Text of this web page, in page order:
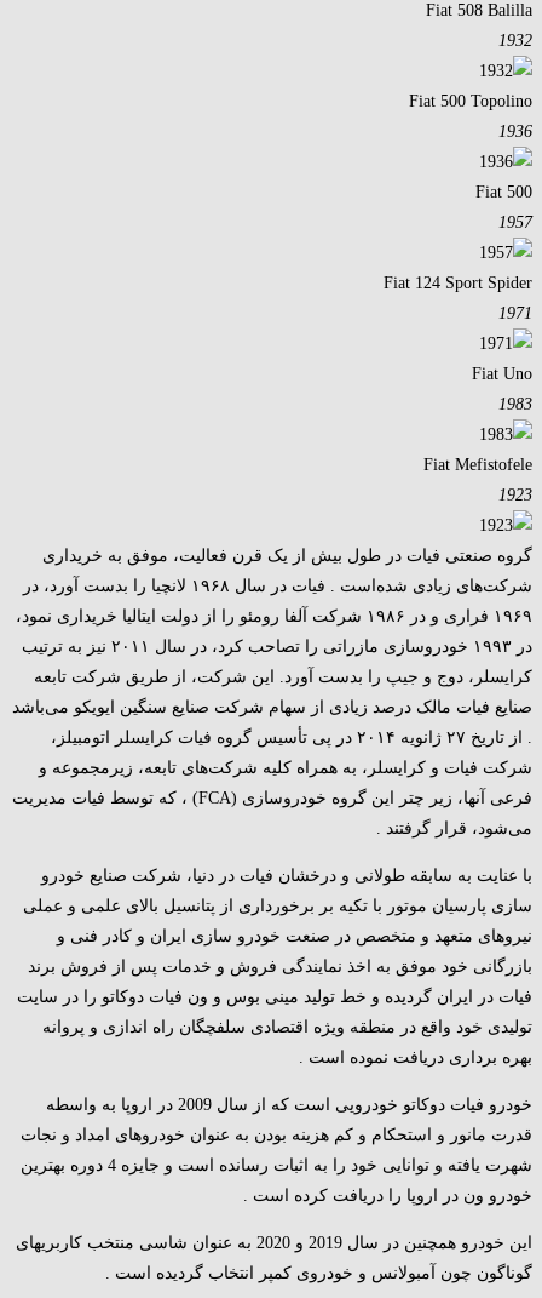
Fiat 508 Balilla
1932
Fiat 500 Topolino
1936
Fiat 500
1957
Fiat 124 Sport Spider
1971
Fiat Uno
1983
Fiat Mefistofele
1923
گروه صنعتی فیات در طول بیش از یک قرن فعالیت، موفق به خریداری
شرکت‌های زیادی شده‌است . فیات در سال ۱۹۶۸ لانچیا را بدست آورد، در
۱۹۶۹ فراری و در ۱۹۸۶ شرکت آلفا رومئو را از دولت ایتالیا خریداری نمود،
در ۱۹۹۳ خودروسازی مازراتی را تصاحب کرد، در سال ۲۰۱۱ نیز به‌ ترتیب
کرایسلر، دوج و جیپ را بدست آورد. این شرکت، از طریق شرکت تابعه
صنایع فیات مالک درصد زیادی از سهام شرکت صنایع سنگین ایویکو می‌باشد
. از تاریخ ۲۷ ژانویه ۲۰۱۴ در پی تأسیس گروه فیات کرایسلر اتومبیلز،
شرکت فیات و کرایسلر، به ‌همراه کلیه شرکت‌های تابعه، زیرمجموعه و
فرعی آنها، زیر چتر این گروه خودروسازی (FCA) ، که توسط فیات مدیریت
می‌شود، قرار گرفتند .
با عنایت به سابقه طولانی و درخشان فیات در دنیا، شرکت صنایع خودرو
سازی پارسیان موتور با تکیه بر برخورداری از پتانسیل بالای علمی و عملی
نیروهای متعهد و متخصص در صنعت خودرو سازی ایران و کادر فنی و
بازرگانی خود موفق به اخذ نمایندگی فروش و خدمات پس از فروش برند
فیات در ایران گردیده و خط تولید مینی بوس و ون فیات دوکاتو را در سایت
تولیدی خود واقع در منطقه ویژه اقتصادی سلفچگان راه اندازی و پروانه
بهره برداری دریافت نموده است .
خودرو فیات دوکاتو خودرویی است که از سال 2009 در اروپا به واسطه
قدرت مانور و استحکام و کم هزینه بودن به عنوان خودروهای امداد و نجات
شهرت یافته و توانایی خود را به اثبات رسانده است و جایزه 4 دوره بهترین
خودرو ون در اروپا را دریافت کرده است .
این خودرو همچنین در سال 2019 و 2020 به عنوان شاسی منتخب کاربریهای
گوناگون چون آمبولانس و خودروی کمپر انتخاب گردیده است .